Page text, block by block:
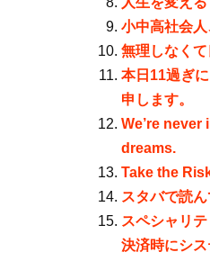
小中高社会
無理しなくて
本日11過ぎ
申します。
We’re
dreams.
Take the
スタバで読
スペシャリ
決済時にシ